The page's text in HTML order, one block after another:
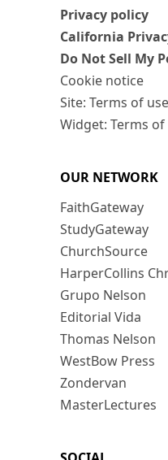
Privacy policy
California
Do Not Sell My
Cookie notice
Site: Terms of use
Widget: Terms of
OUR NETWORK
FaithGateway
StudyGateway
ChurchSource
HarperCollins
Grupo Nelson
Editorial Vida
Thomas Nelson
WestBow Press
Zondervan
MasterLectures